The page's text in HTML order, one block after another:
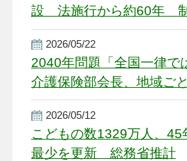
設 法施行から約60年
2026/05/22
2040年問題「全国一律
介護保険部会長、地域ご
盤整備を促す
2026/05/12
こどもの数1329万人、45
最少を更新 総務省推計